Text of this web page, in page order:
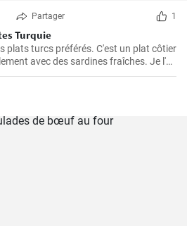
Partager 1
Turquie
plats turcs préférés. C'est un plat côtier
avec des sardines fraîches. Je l'ai
lors de mon voyage sur la côte de la
tournées dans de la semoule de